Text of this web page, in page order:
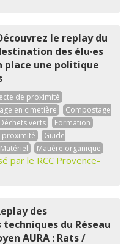
le replay du
des élu·es
place une politique
de proximité
en cimetière
Compostage
Déchets verts
Formation
proximité
Guide
Matériel
Matière organique
par le RCC Provence-
des
du Réseau
AURA : Rats /